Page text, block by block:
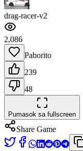
drag-racer-v2
2,086
Paborito
239
48
Pumasok sa fullscreen
Share Game